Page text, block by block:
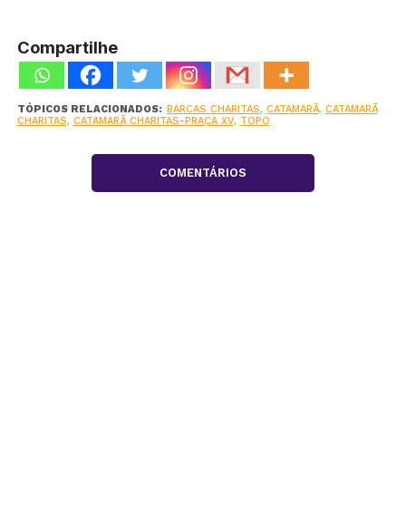
Compartilhe
TÓPICOS RELACIONADOS: BARCAS CHARITAS, CATAMARÃ, CATAMARÃ
CHARITAS, CATAMARÃ CHARITAS-PRAÇA XV, TOPO
COMENTÁRIOS